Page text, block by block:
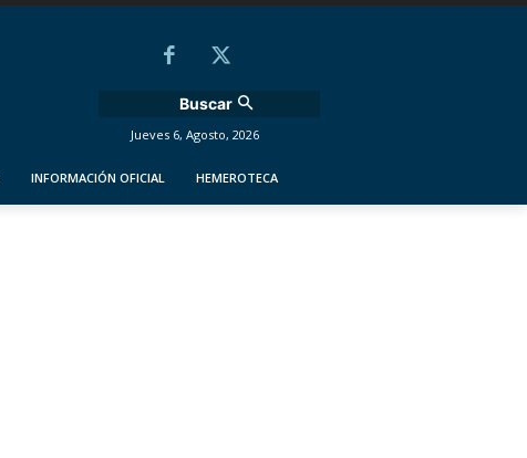
Buscar
Jueves 6, Agosto, 2026
INFORMACIÓN OFICIAL HEMEROTECA